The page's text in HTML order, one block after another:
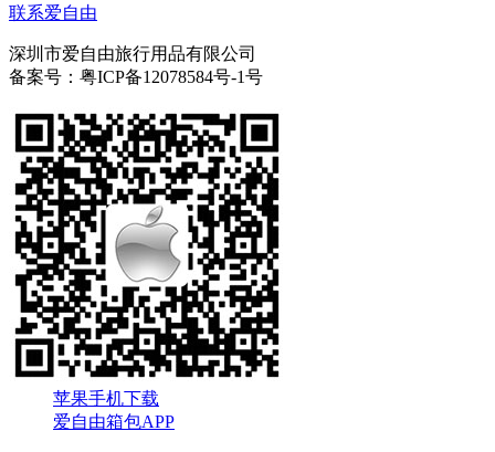
联系爱自由
深圳市爱自由旅行用品有限公司
备案号：粤ICP备12078584号-1号
苹果手机下载
爱自由箱包APP